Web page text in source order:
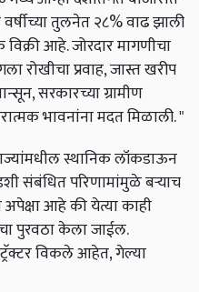
तुलनेत २८% वाढ झाली
आहे. जोरदार मागणीचा
रोखीचा प्रवाह, जास्त खरीप
सरकारच्या ग्रामीण
भावनांना मदत मिळाली. "
स्थानिक लॉकडाऊन
संबंधित परिणामांमुळे बऱ्याच
आहे की येत्या काही
पुरवठा केला जाईल.
ट्रॅक्टर विकले आहेत, गेल्या